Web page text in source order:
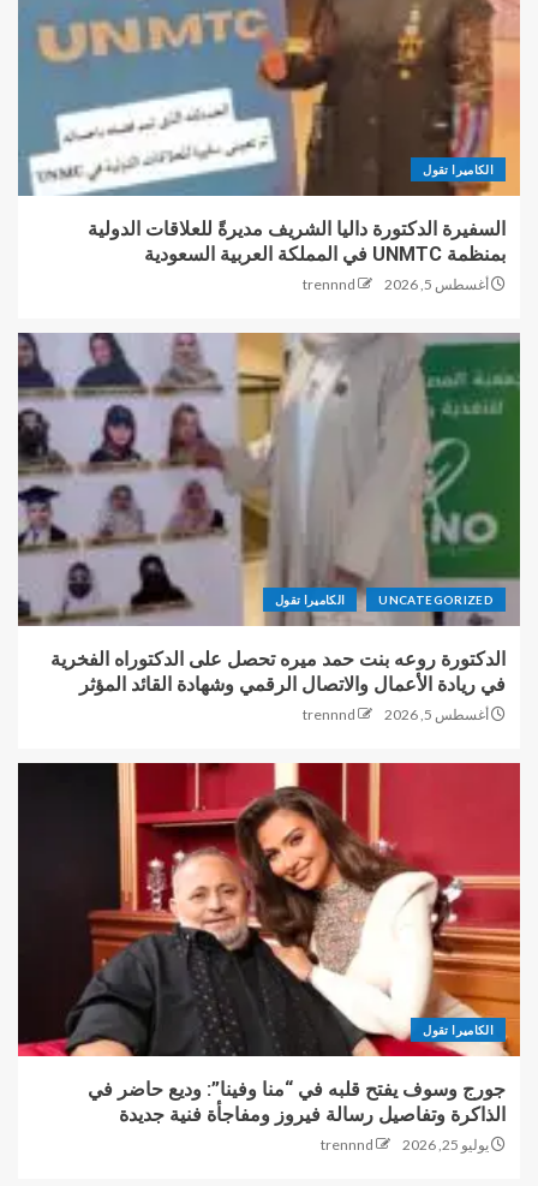
الكاميرا تقول
السفيرة الدكتورة داليا الشريف مديرةً للعلاقات الدولية
بمنظمة UNMTC في المملكة العربية السعودية
أغسطس 5, 2026 trennnd
UNCATEGORIZED الكاميرا تقول
الدكتورة روعه بنت حمد ميره تحصل على الدكتوراه الفخرية
في ريادة الأعمال والاتصال الرقمي وشهادة القائد المؤثر
أغسطس 5, 2026 trennnd
الكاميرا تقول
جورج وسوف يفتح قلبه في “منا وفينا”: وديع حاضر في
الذاكرة وتفاصيل رسالة فيروز ومفاجأة فنية جديدة
يوليو 25, 2026 trennnd